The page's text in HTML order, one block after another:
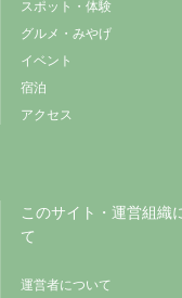
スポット・体験
グルメ・みやげ
イベント
宿泊
アクセス
このサイト・運営組織
て
運営者について